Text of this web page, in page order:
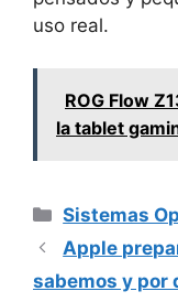
uso real.
ROG Flow
la tablet
Categorías
Sistemas
Apple
sabemos y por